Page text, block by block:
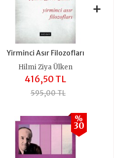
Yirminci Asır Filozofları
Hilmi Ziya Ülken
416,50 TL
595,00 TL
+
%
30